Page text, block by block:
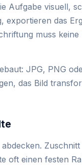
Aufgabe visuell,
exportieren das
muss
JPG, PNG
das Bild
oft einen festen